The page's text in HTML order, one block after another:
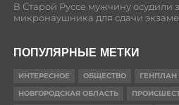
В Старой Руссе мужчину осудили
микронаушника для сдачи
ПОПУЛЯРНЫЕ МЕТКИ
ИНТЕРЕСНОЕ ОБЩЕСТВО
ГЕНПЛАН
НОВГОРОДСКАЯ ОБЛАСТЬ